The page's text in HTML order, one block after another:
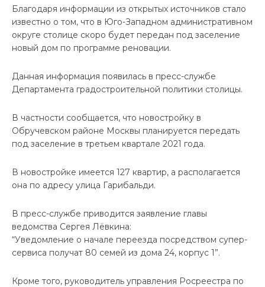
Благодаря информации из открытых источников стало
известно о том, что в Юго-Западном административном
округе столице скоро будет передан под заселение
новый дом по программе реновации.
Данная информация появилась в пресс-службе
Департамента градостроительной политики столицы.
В частности сообщается, что новостройку в
Обручевском районе Москвы планируется передать
под заселение в третьем квартале 2021 года.
В новостройке имеется 127 квартир, а располагается
она по адресу улица Гарибальди.
В пресс-службе приводится заявление главы
ведомства Сергея Лёвкина:
“Уведомление о начале переезда посредством супер-
сервиса получат 80 семей из дома 24, корпус 1”.
Кроме того, руководитель управления Росреестра по